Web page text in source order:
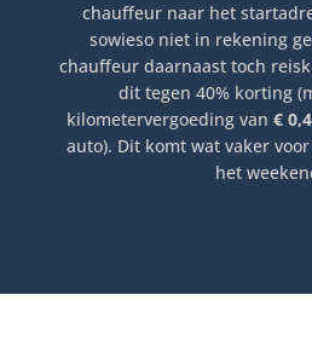
chauffeur naar het
sowieso niet in rekening
chauffeur daarnaast toch
dit tegen 40% korting
kilometervergoeding van €
auto). Dit komt wat vaker
het